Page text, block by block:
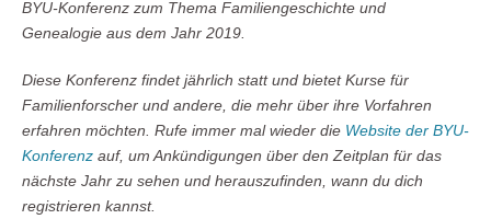
BYU-Konferenz zum Thema Familiengeschichte und
Genealogie aus dem Jahr 2019.
Diese Konferenz findet jährlich statt und bietet Kurse für
Familienforscher und andere, die mehr über ihre Vorfahren
erfahren möchten. Rufe immer mal wieder die Website der BYU-
Konferenz auf, um Ankündigungen über den Zeitplan für das
nächste Jahr zu sehen und herauszufinden, wann du dich
registrieren kannst.